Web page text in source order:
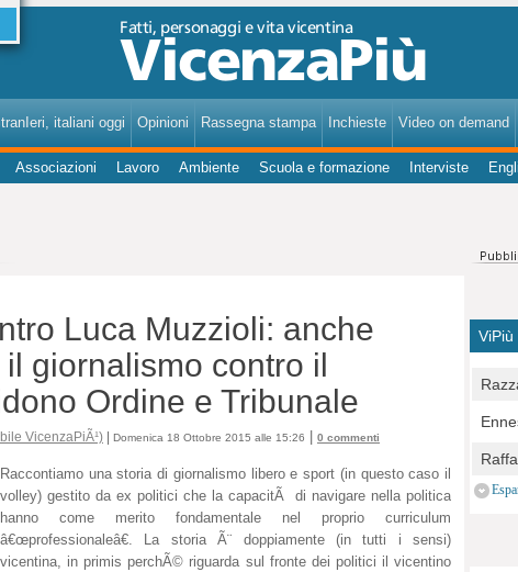
italiani oggi Opinioni Rassegna stampa Inchieste Video on demand
Associazioni Lavoro Ambiente Scuola e formazione Interviste
Luca Muzzioli: anche
giornalismo contro il
Ordine e Tribunale
VicenzaPiÃ¹) | Domenica 18 Ottobre 2015 alle 15:26 0 commenti
Raccontiamo una storia di giornalismo libero e sport (in questo caso il
volley) gestito da ex politici che la capacitÃ di navigare nella politica
hanno come merito fondamentale nel proprio curriculum
â€œprofessionaleâ€. La storia Ã¨ doppiamente (in tutti i sensi)
vicentina, in primis perchÃ© riguarda sul fronte dei politici il vicentino
ViPiù
per
E